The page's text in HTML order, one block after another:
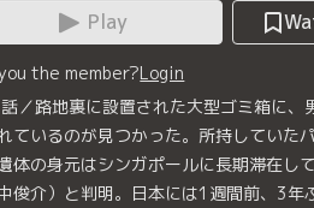
Play
the member?Login
／路地裏に設置された大型ゴミ箱に、
ているのが見つかった。所持していた
体の身元はシンガポールに長期滞在し
俊介）と判明。日本には1週間前、3年